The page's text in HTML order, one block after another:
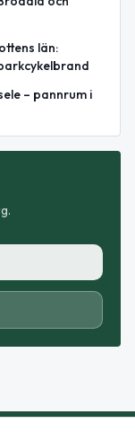
län:
– pannrum i